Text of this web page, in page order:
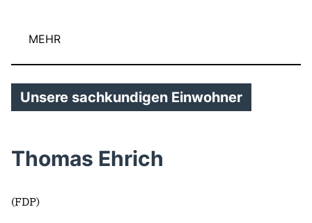
MEHR
Unsere sachkundigen Einwohner
Thomas Ehrich
(FDP)